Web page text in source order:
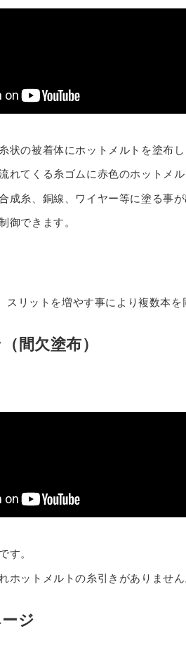
状の被着体にホットメルトを塗布し
れてくる糸ゴムに赤色のホットメル
成糸、銅線、ワイヤー等に塗る事が
御できます。
スリットを増やす事により複数本を
間欠塗布）
す。
ホットメルトの糸引きがありません
ジ